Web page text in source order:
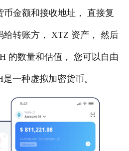
金额和接收地址， 直接复
给转账方， XTZ 资产， 然后
的数量和估值， 您可以自由
一种虚拟加密货币。